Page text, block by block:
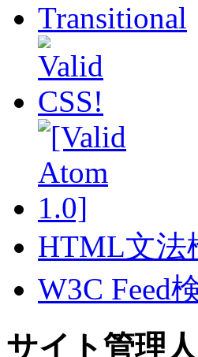
HTML文法
W3C Feed
サイト管理人